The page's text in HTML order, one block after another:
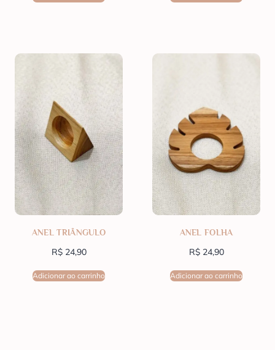
ANEL TRIÂNGULO
R$24,90
Adicionar ao carrinho
ANEL FOLHA
R$24,90
Adicionar ao carrinho